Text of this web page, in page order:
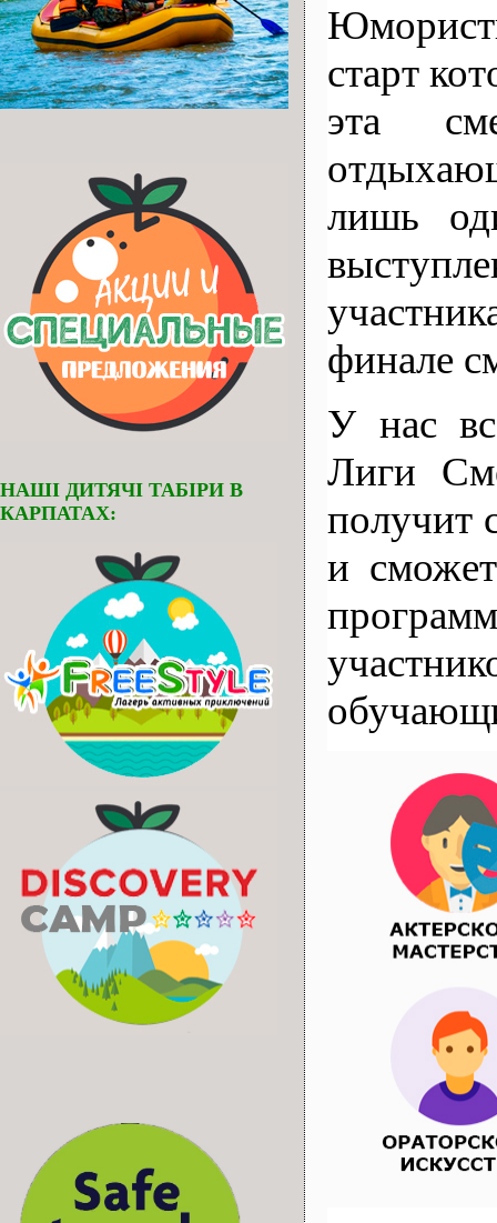
НАШІ ДИТЯЧІ ТАБІРИ В
КАРПАТАХ:
старт
эта
лишь
финале
У нас
Лиги
получит
и